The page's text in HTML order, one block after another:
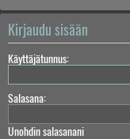
Kirjaudu sisään
Käyttäjätunnus:
Salasana:
Unohdin salasanani